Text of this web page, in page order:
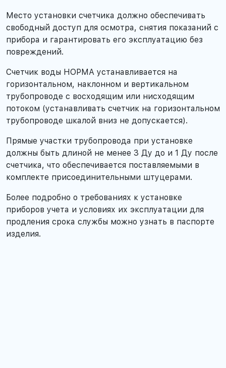
Место установки счетчика должно обеспечивать
свободный доступ для осмотра, снятия показаний с
прибора и гарантировать его эксплуатацию без
повреждений.
Счетчик воды НОРМА устанавливается на
горизонтальном, наклонном и вертикальном
трубопроводе с восходящим или нисходящим
потоком (устанавливать счетчик на горизонтальном
трубопроводе шкалой вниз не допускается).
Прямые участки трубопровода при установке
должны быть длиной не менее 3 Ду до и 1 Ду после
счетчика, что обеспечивается поставляемыми в
комплекте присоединительными штуцерами.
Более подробно о требованиях к установке
приборов учета и условиях их эксплуатации для
продления срока службы можно узнать в паспорте
изделия.